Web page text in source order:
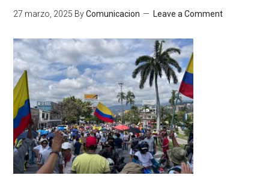
27 marzo, 2025 ByComunicacion Leave a Comment